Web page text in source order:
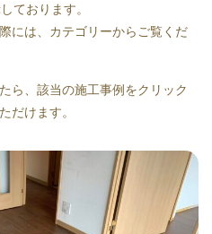
ております。
には、カテゴリーからご覧くだ
ら、該当の施工事例をクリック
だけます。